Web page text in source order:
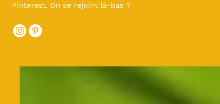
Pinterest. On se rejoint là-bas ?